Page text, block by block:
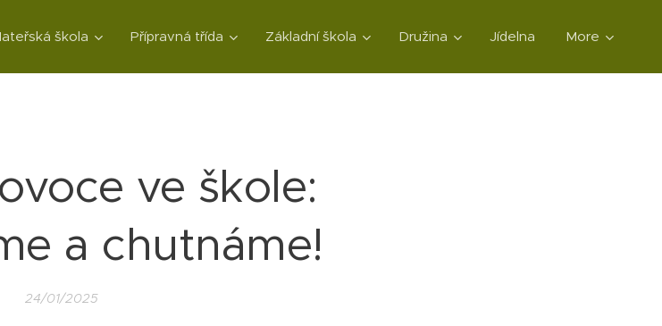
škola Přípravná třída Základní škola Družina Jídelna More
ve škole:
a chutnáme!
24/01/2025